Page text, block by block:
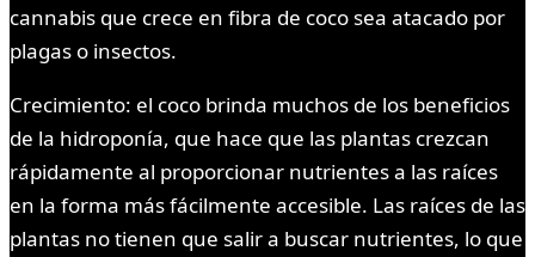
cannabis que crece en fibra de coco sea atacado por
plagas o insectos.
Crecimiento: el coco brinda muchos de los beneficios
de la hidroponía, que hace que las plantas crezcan
rápidamente al proporcionar nutrientes a las raíces
en la forma más fácilmente accesible. Las raíces de las
plantas no tienen que salir a buscar nutrientes, lo que